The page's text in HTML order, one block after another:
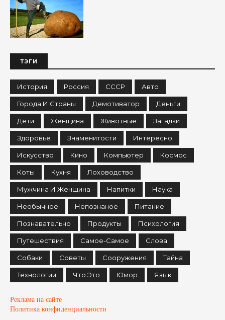
ТЭГИ
История Россия СССР Авто
Города И Страны Демотиватор Деньги
Дети Женщина Животные Загадки
Здоровье Знаменитости Интересно
Искусство Кино Компьютер Космос
Коты Кухня Лоховодство
Мужчина И Женщина Напитки Наука
Необычное Непознаное Питание
Познавательно Продукты Психология
Путешествия Самое-Самое Слова
Собаки Советы Сооружения Тайна
Технологии Что Это Юмор Язык
Реклама на сайте
Политика конфиденциальности